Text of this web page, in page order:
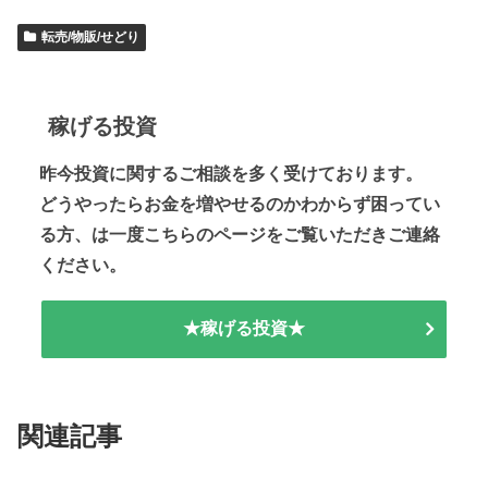
転売/物販/せどり
稼げる投資
昨今投資に関するご相談を多く受けております。
どうやったらお金を増やせるのかわからず困ってい
る方、は一度こちらのページをご覧いただきご連絡
ください。
★稼げる投資★
関連記事